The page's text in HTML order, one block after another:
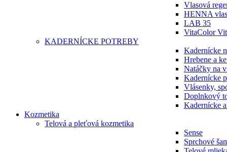
Vlasová
HENNA
LAB 35
VitaColor
KADERNÍCKE POTREBY
Kadernícke
Hrebene a
Natáčky na
Kadernícke
Vlásenky,
Doplnkový
Kadernícke
Kozmetika
Telová a pleťová kozmetika
Sense
Sprchové